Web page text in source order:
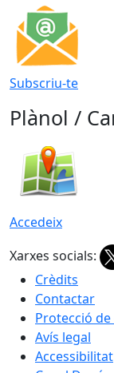
Subscriu-te
Plànol /
Accedeix
Xarxes socials:
Crèdits
Contactar
Protecció de
Avís legal
Accessibilitat